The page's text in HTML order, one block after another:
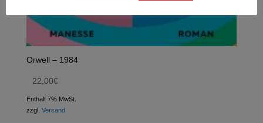
Orwell – 1984
22,00€
Enthält 7% MwSt.
zzgl. Versand